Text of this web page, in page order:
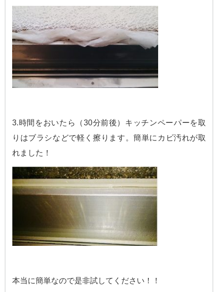
3.時間をおいたら（30分前後）キッチンペーパーを取
りはブラシなどで軽く擦ります。簡単にカビ汚れが取
れました！
本当に簡単なので是非試してください！！